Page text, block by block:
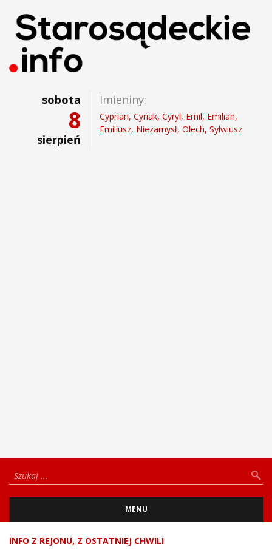
sobota
8
sierpień
Imieniny:
Cyprian, Cyriak, Cyryl, Emil, Emilian,
Emiliusz, Niezamysł, Olech, Sylwiusz
MENU
INFO Z REJONU, Z OSTATNIEJ CHWILI